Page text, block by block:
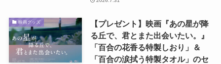
映画グッズ
【プレゼント】映画『あの星が降
る丘で、君とまた出会いたい。』
「百合の花香る特製しおり」＆
「百合の涙拭う特製タオル」のセ